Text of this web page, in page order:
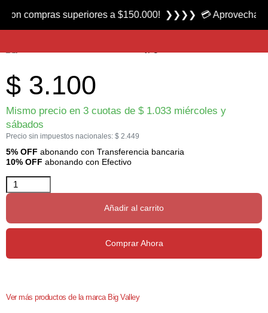
Producto nuevo
Chenille marca Big Valley
$ 3.100
Mismo precio en 3 cuotas de $1.033 miércoles y
sábados
Precio sin impuestos nacionales: $ 2.449
5% OFF abonando con Transferencia bancaria
10% OFF abonando con Efectivo
Añadir al carrito
Comprar Ahora
Ver más productos de la marca Big Valley
superiores a $150.000! ❯❯❯❯ 💳 Aprovecha las 3